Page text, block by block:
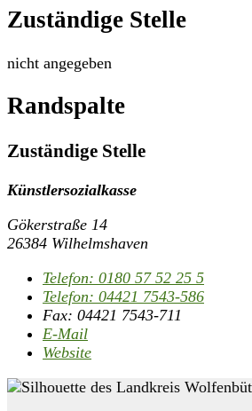
Zuständige Stelle
nicht angegeben
Randspalte
Zuständige Stelle
Künstlersozialkasse
Gökerstraße 14
26384 Wilhelmshaven
Telefon: 0180 57 52 25 5
Telefon: 04421 7543-586
Fax: 04421 7543-711
E-Mail
Website